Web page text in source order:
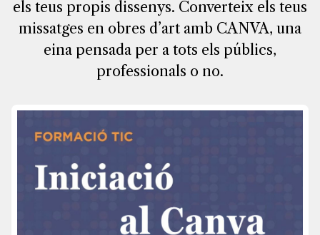
els teus propis dissenys. Converteix els teus
missatges en obres d’art amb CANVA, una
eina pensada per a tots els públics,
professionals o no.